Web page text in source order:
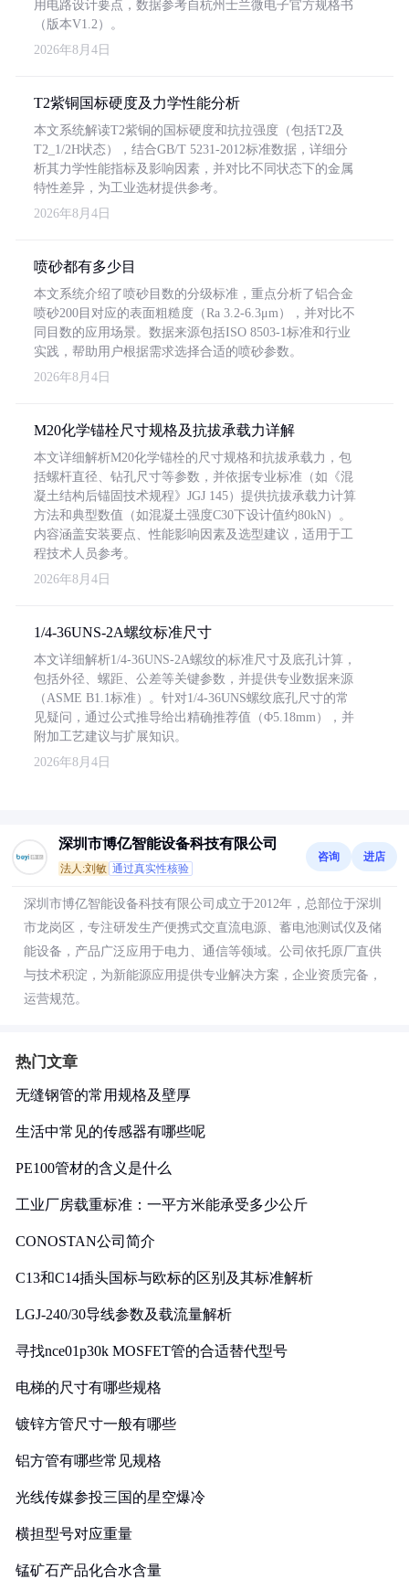
用电路设计要点，数据参考自杭州士兰微电子官方规格书
（版本V1.2）。
2026年8月4日
T2紫铜国标硬度及力学性能分析
本文系统解读T2紫铜的国标硬度和抗拉强度（包括T2及
T2_1/2H状态），结合GB/T 5231-2012标准数据，详细分
析其力学性能指标及影响因素，并对比不同状态下的金属
特性差异，为工业选材提供参考。
2026年8月4日
喷砂都有多少目
本文系统介绍了喷砂目数的分级标准，重点分析了铝合金
喷砂200目对应的表面粗糙度（Ra 3.2-6.3μm），并对比不
同目数的应用场景。数据来源包括ISO 8503-1标准和行业
实践，帮助用户根据需求选择合适的喷砂参数。
2026年8月4日
M20化学锚栓尺寸规格及抗拔承载力详解
本文详细解析M20化学锚栓的尺寸规格和抗拔承载力，包
括螺杆直径、钻孔尺寸等参数，并依据专业标准（如《混
凝土结构后锚固技术规程》JGJ 145）提供抗拔承载力计算
方法和典型数值（如混凝土强度C30下设计值约80kN）。
内容涵盖安装要点、性能影响因素及选型建议，适用于工
程技术人员参考。
2026年8月4日
1/4-36UNS-2A螺纹标准尺寸
本文详细解析1/4-36UNS-2A螺纹的标准尺寸及底孔计算，
包括外径、螺距、公差等关键参数，并提供专业数据来源
（ASME B1.1标准）。针对1/4-36UNS螺纹底孔尺寸的常
见疑问，通过公式推导给出精确推荐值（Φ5.18mm），并
附加工艺建议与扩展知识。
2026年8月4日
深圳市博亿智能设备科技有限公司
法人:刘敏 通过真实性核验
咨询 进店
深圳市博亿智能设备科技有限公司成立于2012年，总部位于深圳
市龙岗区，专注研发生产便携式交直流电源、蓄电池测试仪及储
能设备，产品广泛应用于电力、通信等领域。公司依托原厂直供
与技术积淀，为新能源应用提供专业解决方案，企业资质完备，
运营规范。
热门文章
无缝钢管的常用规格及壁厚
生活中常见的传感器有哪些呢
PE100管材的含义是什么
工业厂房载重标准：一平方米能承受多少公斤
CONOSTAN公司简介
C13和C14插头国标与欧标的区别及其标准解析
LGJ-240/30导线参数及载流量解析
寻找nce01p30k MOSFET管的合适替代型号
电梯的尺寸有哪些规格
镀锌方管尺寸一般有哪些
铝方管有哪些常见规格
光线传媒参投三国的星空爆冷
横担型号对应重量
锰矿石产品化合水含量